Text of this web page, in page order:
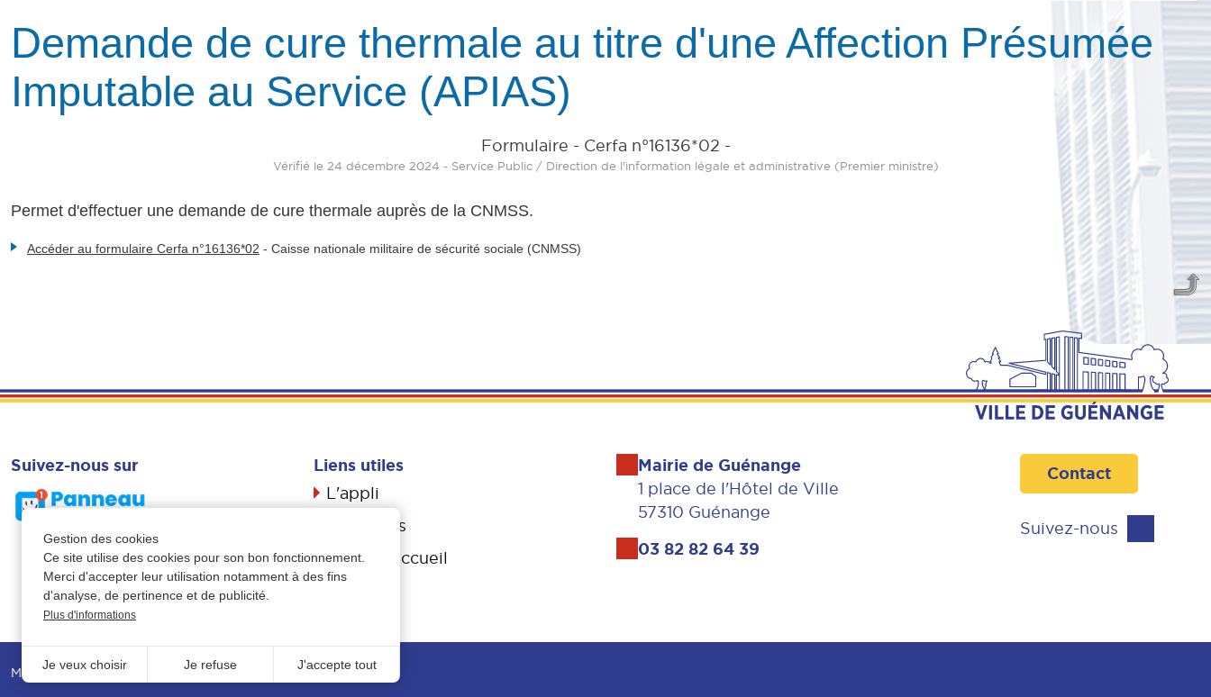
Gestion des cookies
Ce site utilise des cookies pour son bon fonctionnement.
Merci d'accepter leur utilisation notamment à des fins
d'analyse, de pertinence et de publicité.
Plus d'informations
Je veux choisir Je refuse J'accepte tout
Demande de cure thermale au titre d'une Affection Présumée
Imputable au Service (APIAS)
Formulaire - Cerfa n°16136*02 -
Vérifié le 24 décembre 2024 - Service Public / Direction de l'information légale et administrative (Premier ministre)
Permet d'effectuer une demande de cure thermale auprès de la CNMSS.
Accéder au formulaire Cerfa n°16136*02 - Caisse nationale militaire de sécurité sociale (CNMSS)
Suivez-nous sur Liens utiles
L'appli
Actualités
Livret d’accueil
Mairie de Guénange
1 place de l'Hôtel de Ville
57310 Guénange
03 82 82 64 39
Contact
Suivez-nous
Mentions légales- Données personnelles Plan du site